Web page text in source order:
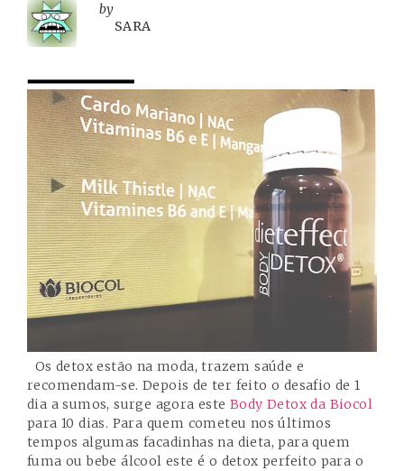
by
SARA
Os detox estão na moda, trazem saúde e
recomendam-se. Depois de ter feito o desafio de 1
dia a sumos, surge agora este Body Detox da Biocol
para 10 dias. Para quem cometeu nos últimos
tempos algumas facadinhas na dieta, para quem
fuma ou bebe álcool este é o detox perfeito para o